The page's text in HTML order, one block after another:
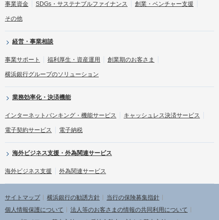
事業資金 SDGs・サステナブルファイナンス 創業・ベンチャー支援
その他
経営・事業相談
事業サポート 福利厚生・資産運用 創業期のお客さま
横浜銀行グループのソリューション
業務効率化・決済機能
インターネットバンキング・機能サービス キャッシュレス決済サービス
電子契約サービス 電子納税
海外ビジネス支援・外為関連サービス
海外ビジネス支援 外為関連サービス
サイトマップ 横浜銀行の勧誘方針
当行の保険募集指針
個人情報保護について
法人等のお客さまの情報の共同利用について